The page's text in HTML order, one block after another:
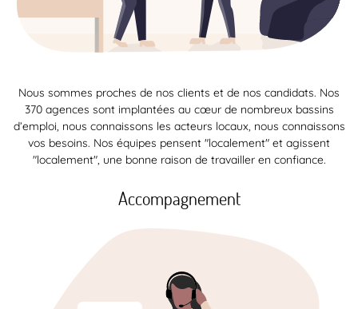
Nous sommes proches de nos clients et de nos candidats. Nos
370 agences sont implantées au cœur de nombreux bassins
d’emploi, nous connaissons les acteurs locaux, nous connaissons
vos besoins. Nos équipes pensent "localement" et agissent
"localement", une bonne raison de travailler en confiance.
Accompagnement